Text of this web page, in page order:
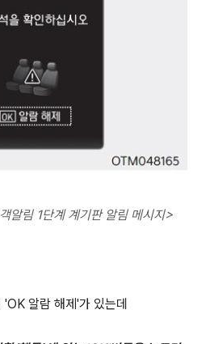
알림 1단계 계기판 알림 메시지>
알람 해제'가 있는데